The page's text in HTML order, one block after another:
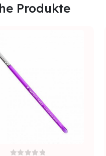
Produkte